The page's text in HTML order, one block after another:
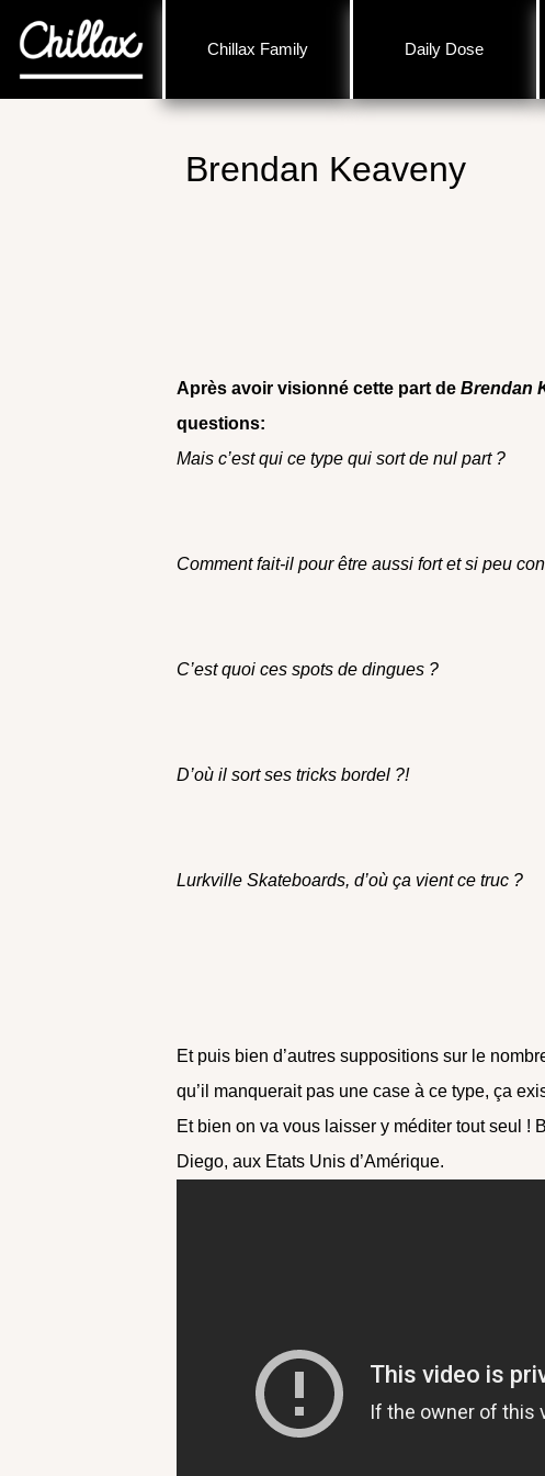
Chillax Family Daily Dose
Brendan Keaveny
Après avoir visionné cette part deBrendan
questions:
Mais c’est qui ce type qui sort de nul part ?
Comment fait-il pour être aussi fort et si peu
C’est quoi ces spots de dingues ?
D’où il sort ses tricks bordel ?!
Lurkville Skateboards, d’où ça vient ce truc ?
Et puis bien d’autres suppositions sur le
qu’il manquerait pas une case à ce type, ça
Et bien on va vous laisser y méditer tout seul !
Diego, aux Etats Unis d’Amérique.